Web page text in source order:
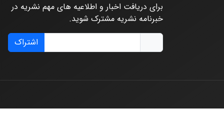
برای دریافت اخبار و اطلاعیه های مهم نشریه در
خبرنامه نشریه مشترک شوید.
اشتراک